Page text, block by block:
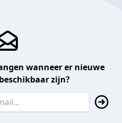
wanneer er nieuwe
zijn?